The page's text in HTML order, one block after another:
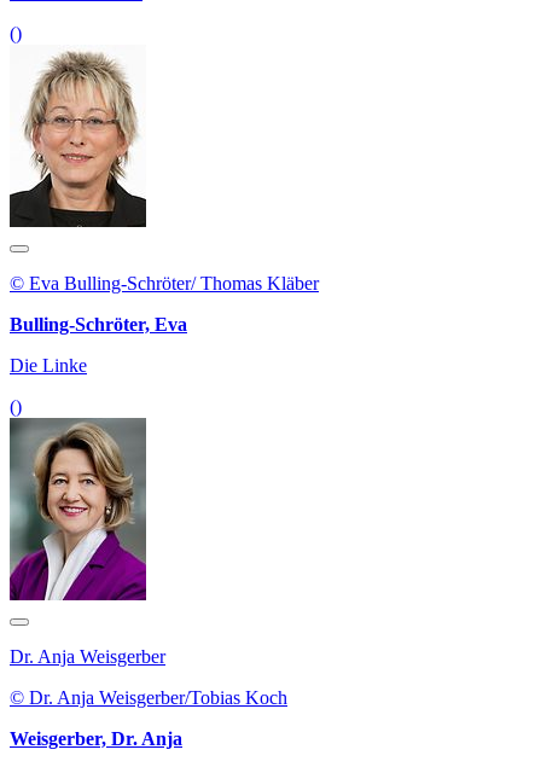
()
© Eva Bulling-Schröter/ Thomas Kläber
Bulling-Schröter, Eva
Die Linke
()
Dr. Anja Weisgerber
© Dr. Anja Weisgerber/Tobias Koch
Weisgerber, Dr. Anja